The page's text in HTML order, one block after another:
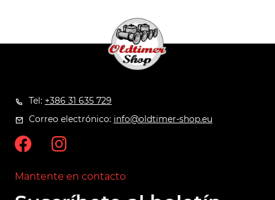
Tel: +386 31 635 729
Correo electrónico: info@oldtimer-shop.eu
Mantente en contacto